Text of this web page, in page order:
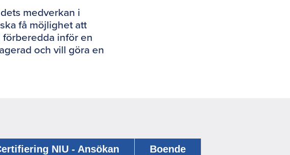
medverkan i
få möjlighet att
inför en
och vill göra en
NIU - Ansökan Boende